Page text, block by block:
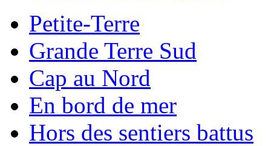
Petite-Terre
Grande Terre Sud
Cap au Nord
En bord de mer
Hors des sentiers battus